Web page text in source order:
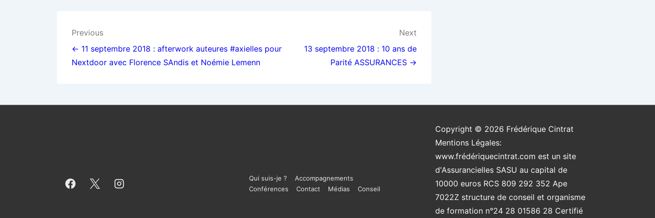
Navigation
de
l’article
Previous
← 11 septembre 2018 : afterwork auteures #axielles pour
Nextdoor avec Florence SAndis et Noémie Lemenn
Next
13 septembre 2018 : 10 ans de
Parité ASSURANCES →
Menu
Qui suis-je ?
Accompagnements
Conférences
Contact Médias Conseil
Copyright © 2026 Frédérique Cintrat
Mentions Légales:
www.frédériquecintrat.com est un site
d'Assurancielles SASU au capital de
10000 euros RCS 809 292 352 Ape
7022Z structure de conseil et organisme
de formation n°24 28 01586 28 Certifié